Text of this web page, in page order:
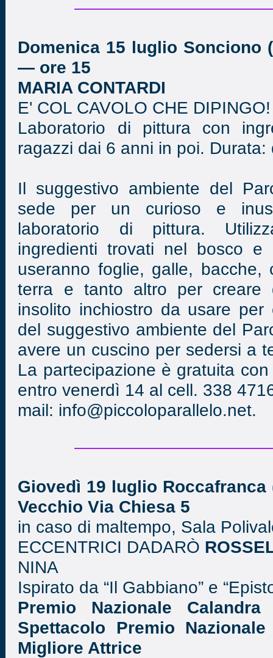
Domenica 15 luglio Sonciono
— ore 15
MARIA CONTARDI
E' COL CAVOLO CHE DIPINGO!
Laboratorio di pittura con
ragazzi dai 6 anni in poi. Durata:
Il suggestivo ambiente del
sede per un curioso e
laboratorio di pittura.
ingredienti trovati nel bosco
useranno foglie, galle, bacche,
terra e tanto altro per creare
insolito inchiostro da usare
del suggestivo ambiente del
avere un cuscino per sedersi a
La partecipazione è gratuita
entro venerdì 14 al cell. 338
mail: info@piccoloparallelo.net.
Giovedì 19 luglio
Vecchio Via Chiesa 5
in caso di maltempo, Sala
ECCENTRICI DADARÒ
NINA
Ispirato da “Il Gabbiano” e
Premio Nazionale
Spettacolo Premio
Migliore Attrice